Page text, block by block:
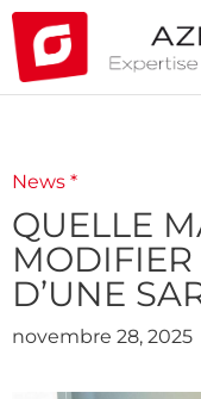
News *
QUELLE
MODIFIER
D’UNE
novembre 28, 2025